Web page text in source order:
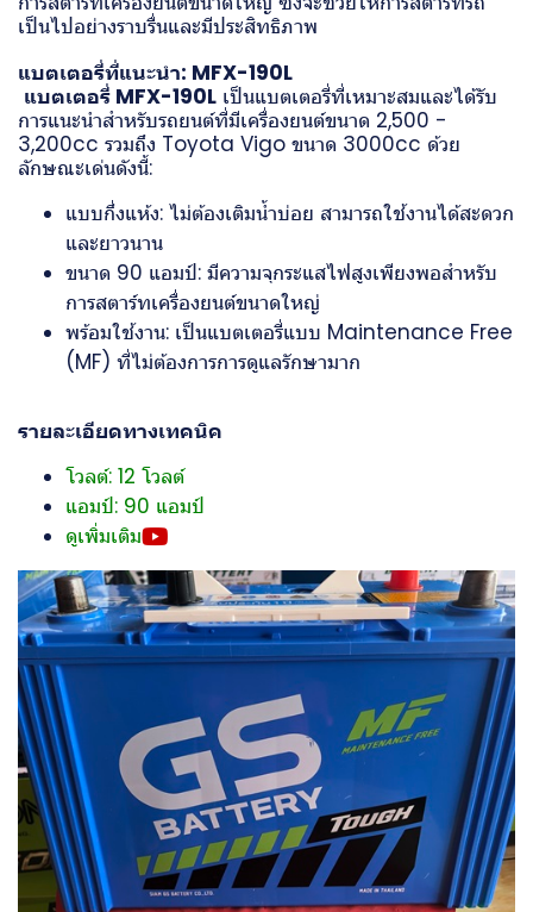
เป็นไปอย่างราบรื่นและมีประสิทธิภาพ
แบตเตอรี่ที่แนะนำ: MFX-190L
แบตเตอรี่ MFX-190L เป็นแบตเตอรี่ที่เหมาะสมและได้รับ
การแนะนำสำหรับรถยนต์ที่มีเครื่องยนต์ขนาด 2,500 -
3,200cc รวมถึง Toyota Vigo ขนาด 3000cc ด้วย
ลักษณะเด่นดังนี้:
แบบกึ่งแห้ง: ไม่ต้องเติมน้ำบ่อย สามารถใช้งานได้สะดวก
และยาวนาน
ขนาด 90 แอมป์: มีความจุกระแสไฟสูงเพียงพอสำหรับ
การสตาร์ทเครื่องยนต์ขนาดใหญ่
พร้อมใช้งาน: เป็นแบตเตอรี่แบบ Maintenance Free
(MF) ที่ไม่ต้องการการดูแลรักษามาก
รายละเอียดทางเทคนิค
โวลต์: 12 โวลต์
แอมป์: 90 แอมป์
ดูเพิ่มเติม